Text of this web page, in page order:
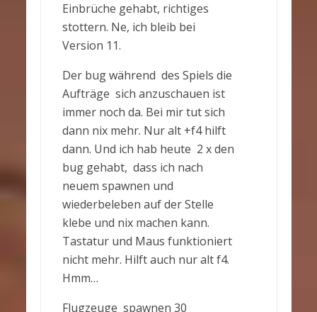
Einbrüche gehabt, richtiges
stottern. Ne, ich bleib bei
Version 11.
Der bug während des Spiels die
Aufträge sich anzuschauen ist
immer noch da. Bei mir tut sich
dann nix mehr. Nur alt +f4 hilft
dann. Und ich hab heute 2 x den
bug gehabt, dass ich nach
neuem spawnen und
wiederbeleben auf der Stelle
klebe und nix machen kann.
Tastatur und Maus funktioniert
nicht mehr. Hilft auch nur alt f4.
Hmm…
Flugzeuge spawnen 30